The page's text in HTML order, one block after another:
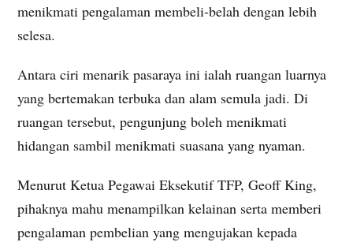
menikmati pengalaman membeli-belah dengan lebih
selesa.
Antara ciri menarik pasaraya ini ialah ruangan luarnya
yang bertemakan terbuka dan alam semula jadi. Di
ruangan tersebut, pengunjung boleh menikmati
hidangan sambil menikmati suasana yang nyaman.
Menurut Ketua Pegawai Eksekutif TFP, Geoff King,
pihaknya mahu menampilkan kelainan serta memberi
pengalaman pembelian yang mengujakan kepada